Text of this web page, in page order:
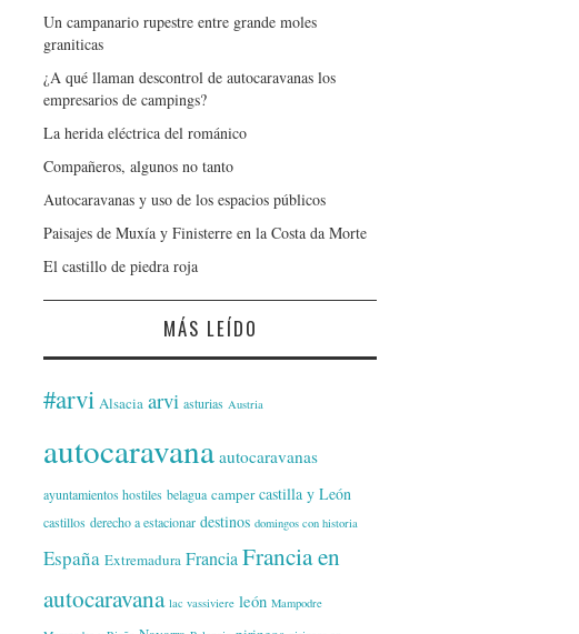
Un campanario rupestre entre grande moles
graniticas
¿A qué llaman descontrol de autocaravanas los
empresarios de campings?
La herida eléctrica del románico
Compañeros, algunos no tanto
Autocaravanas y uso de los espacios públicos
Paisajes de Muxía y Finisterre en la Costa da Morte
El castillo de piedra roja
MÁS LEÍDO
#arvi Alsacia arvi asturias Austria
autocaravana autocaravanas
ayuntamientos hostiles belagua camper castilla y León
castillos derecho a estacionar destinos domingos con historia
España Extremadura Francia Francia en
autocaravana lac vassiviere león Mampodre